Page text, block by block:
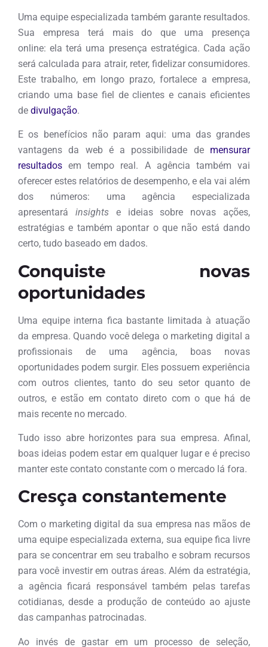
Uma equipe especializada também garante resultados.
Sua empresa terá mais do que uma presença
online: ela terá uma presença estratégica. Cada ação
será calculada para atrair, reter, fidelizar consumidores.
Este trabalho, em longo prazo, fortalece a empresa,
criando uma base fiel de clientes e canais eficientes
de divulgação.
E os benefícios não param aqui: uma das grandes
vantagens da web é a possibilidade de mensurar
resultados em tempo real. A agência também vai
oferecer estes relatórios de desempenho, e ela vai além
dos números: uma agência especializada
apresentará insights e ideias sobre novas ações,
estratégias e também apontar o que não está dando
certo, tudo baseado em dados.
Conquiste novas
oportunidades
Uma equipe interna fica bastante limitada à atuação
da empresa. Quando você delega o marketing digital a
profissionais de uma agência, boas novas
oportunidades podem surgir. Eles possuem experiência
com outros clientes, tanto do seu setor quanto de
outros, e estão em contato direto com o que há de
mais recente no mercado.
Tudo isso abre horizontes para sua empresa. Afinal,
boas ideias podem estar em qualquer lugar e é preciso
manter este contato constante com o mercado lá fora.
Cresça constantemente
Com o marketing digital da sua empresa nas mãos de
uma equipe especializada externa, sua equipe fica livre
para se concentrar em seu trabalho e sobram recursos
para você investir em outras áreas. Além da estratégia,
a agência ficará responsável também pelas tarefas
cotidianas, desde a produção de conteúdo ao ajuste
das campanhas patrocinadas.
Ao invés de gastar em um processo de seleção,